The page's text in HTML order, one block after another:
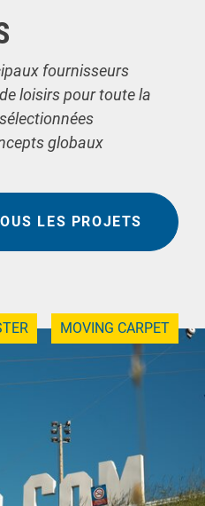
fournisseurs
loisirs pour toute la
globaux
LES PROJETS
MOVING CARPET